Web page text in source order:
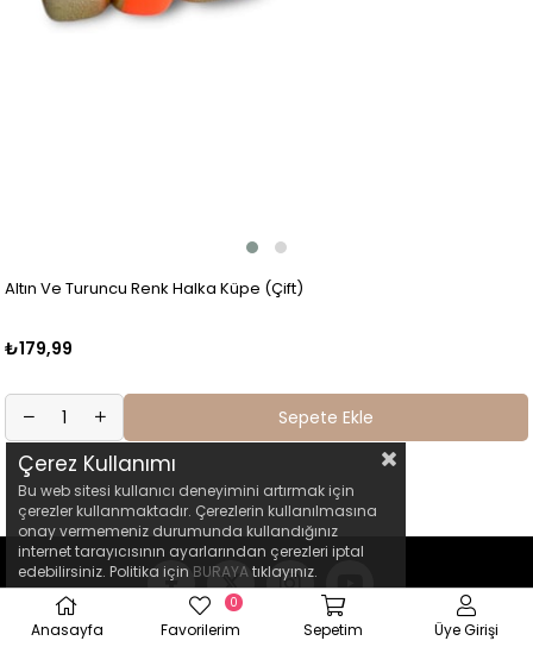
Altın Ve Turuncu Renk Halka Küpe (Çift)
₺179,99
Sepete Ekle
Çerez Kullanımı
Bu web sitesi kullanıcı deneyimini artırmak için
çerezler kullanmaktadır. Çerezlerin kullanılmasına
onay vermemeniz durumunda kullandığınız
internet tarayıcısının ayarlarından çerezleri iptal
edebilirsiniz. Politika için BURAYAtıklayınız.
Anasayfa Favorilerim
0
Sepetim Üye Girişi